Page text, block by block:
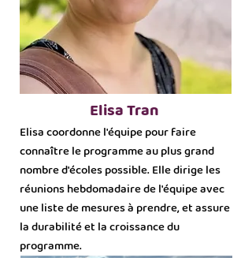
Elisa Tran
Elisa coordonne l'équipe pour faire
connaître le programme au plus grand
nombre d'écoles possible. Elle dirige les
réunions hebdomadaire de l'équipe avec
une liste de mesures à prendre, et assure
la durabilité et la croissance du
programme.